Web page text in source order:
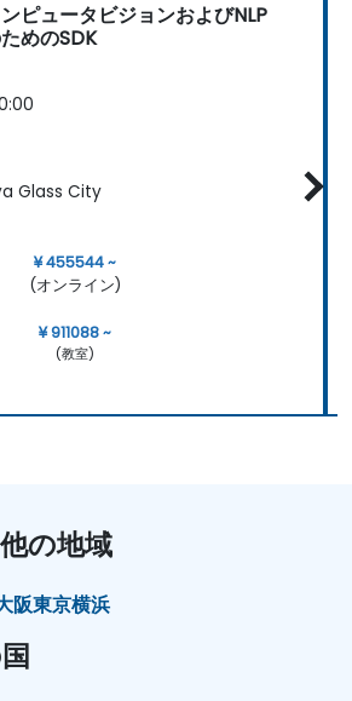
ピュータビジョンおよびNLP
めのSDK
Glass City
¥ 455544 ~
(オンライン)
¥ 911088 ~
(教室)
の地域
阪東京横浜